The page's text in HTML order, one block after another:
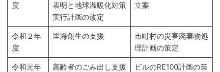
度
表明と地球温暖化対策
実行計画の改定
立案
令和２年
度
里海創生の支援
市町村の災害廃棄物処
理計画の策定
令和元年
高齢者のごみ出し支援
ビルのRE100計画の策